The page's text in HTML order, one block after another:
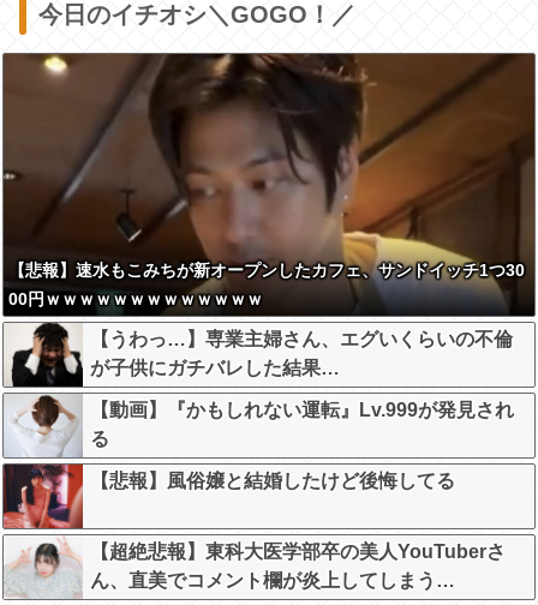
今日のイチオシ＼GOGO！／
【悲報】速水もこみちが新オープンしたカフェ、サンドイッチ1つ30
00円ｗｗｗｗｗｗｗｗｗｗｗｗｗ
【うわっ…】専業主婦さん、エグいくらいの不倫
が子供にガチバレした結果…
【動画】『かもしれない運転』Lv.999が発見され
る
【悲報】風俗嬢と結婚したけど後悔してる
【超絶悲報】東科大医学部卒の美人YouTuberさ
ん、直美でコメント欄が炎上してしまう…